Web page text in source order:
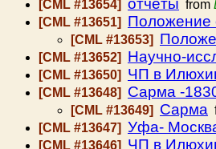
[CML #13654] отчёты from
[CML #13651] Положение
[CML #13653]
[CML #13652] Научно-
[CML #13650] ЧП в
[CML #13648] Сарма -
[CML #13649] Сарма
[CML #13647] Уфа-
[CML #13646] ЧП в